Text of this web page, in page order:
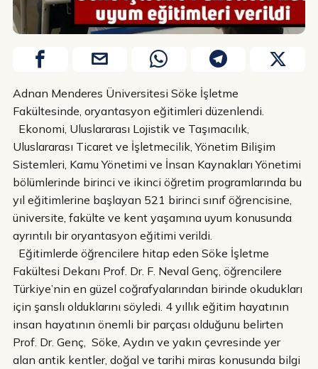
Adnan Menderes Üniversitesi Söke İşletme
Fakültesinde, oryantasyon eğitimleri düzenlendi.
Ekonomi, Uluslararası Lojistik ve Taşımacılık,
Uluslararası Ticaret ve İşletmecilik, Yönetim Bilişim
Sistemleri, Kamu Yönetimi ve İnsan Kaynakları Yönetimi
bölümlerinde birinci ve ikinci öğretim programlarında bu
yıl eğitimlerine başlayan 521 birinci sınıf öğrencisine,
üniversite, fakülte ve kent yaşamına uyum konusunda
ayrıntılı bir oryantasyon eğitimi verildi.
Eğitimlerde öğrencilere hitap eden Söke İşletme
Fakültesi Dekanı Prof. Dr. F. Neval Genç, öğrencilere
Türkiye’nin en güzel coğrafyalarından birinde okudukları
için şanslı olduklarını söyledi. 4 yıllık eğitim hayatının
insan hayatının önemli bir parçası olduğunu belirten
Prof. Dr. Genç, Söke, Aydın ve yakın çevresinde yer
alan antik kentler, doğal ve tarihi miras konusunda bilgi